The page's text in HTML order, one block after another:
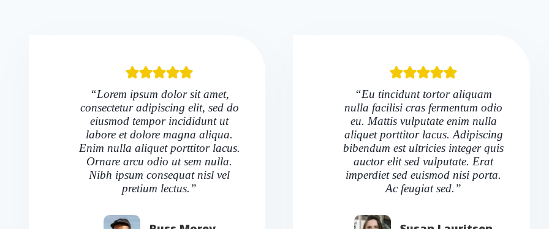
“Lorem ipsum dolor sit amet,
consectetur adipiscing elit, sed do
eiusmod tempor incididunt ut
labore et dolore magna aliqua.
Enim nulla aliquet porttitor lacus.
Ornare arcu odio ut sem nulla.
Nibh ipsum consequat nisl vel
pretium lectus.”
“Eu tincidunt tortor aliquam
nulla facilisi cras fermentum odio
eu. Mattis vulputate enim nulla
aliquet porttitor lacus. Adipiscing
bibendum est ultricies integer quis
auctor elit sed vulputate. Erat
imperdiet sed euismod nisi porta.
Ac feugiat sed.”